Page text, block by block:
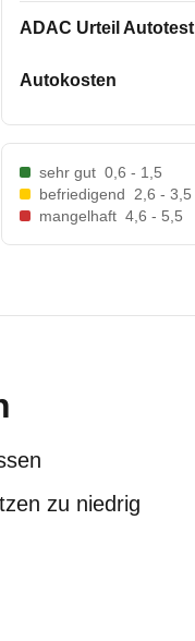
ADAC Urteil Autotest
Autokosten
sehr gut 0,6 - 1,5
befriedigend
2,6 - 3,5
mangelhaft 4,6 - 5,5
zu niedrig